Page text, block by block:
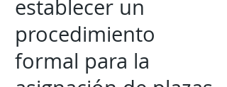
establecer un
procedimiento
formal para la